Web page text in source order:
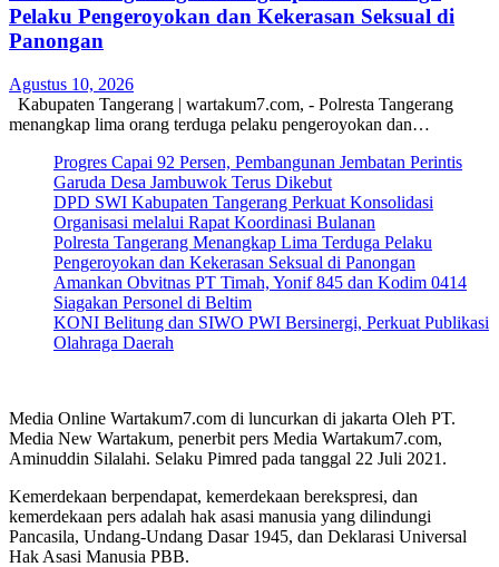
Pelaku Pengeroyokan dan Kekerasan Seksual di
Panongan
Agustus 10, 2026
Kabupaten Tangerang | wartakum7.com, - Polresta Tangerang
menangkap lima orang terduga pelaku pengeroyokan dan…
Progres Capai 92 Persen, Pembangunan Jembatan Perintis
Garuda Desa Jambuwok Terus Dikebut
DPD SWI Kabupaten Tangerang Perkuat Konsolidasi
Organisasi melalui Rapat Koordinasi Bulanan
Polresta Tangerang Menangkap Lima Terduga Pelaku
Pengeroyokan dan Kekerasan Seksual di Panongan
Amankan Obvitnas PT Timah, Yonif 845 dan Kodim 0414
Siagakan Personel di Beltim
KONI Belitung dan SIWO PWI Bersinergi, Perkuat Publikasi
Olahraga Daerah
Media Online Wartakum7.com di luncurkan di jakarta Oleh PT.
Media New Wartakum, penerbit pers Media Wartakum7.com,
Aminuddin Silalahi. Selaku Pimred pada tanggal 22 Juli 2021.
Kemerdekaan berpendapat, kemerdekaan berekspresi, dan
kemerdekaan pers adalah hak asasi manusia yang dilindungi
Pancasila, Undang-Undang Dasar 1945, dan Deklarasi Universal
Hak Asasi Manusia PBB.